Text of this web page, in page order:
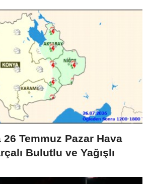
Temmuz Pazar Hava
Bulutlu ve Yağışlı